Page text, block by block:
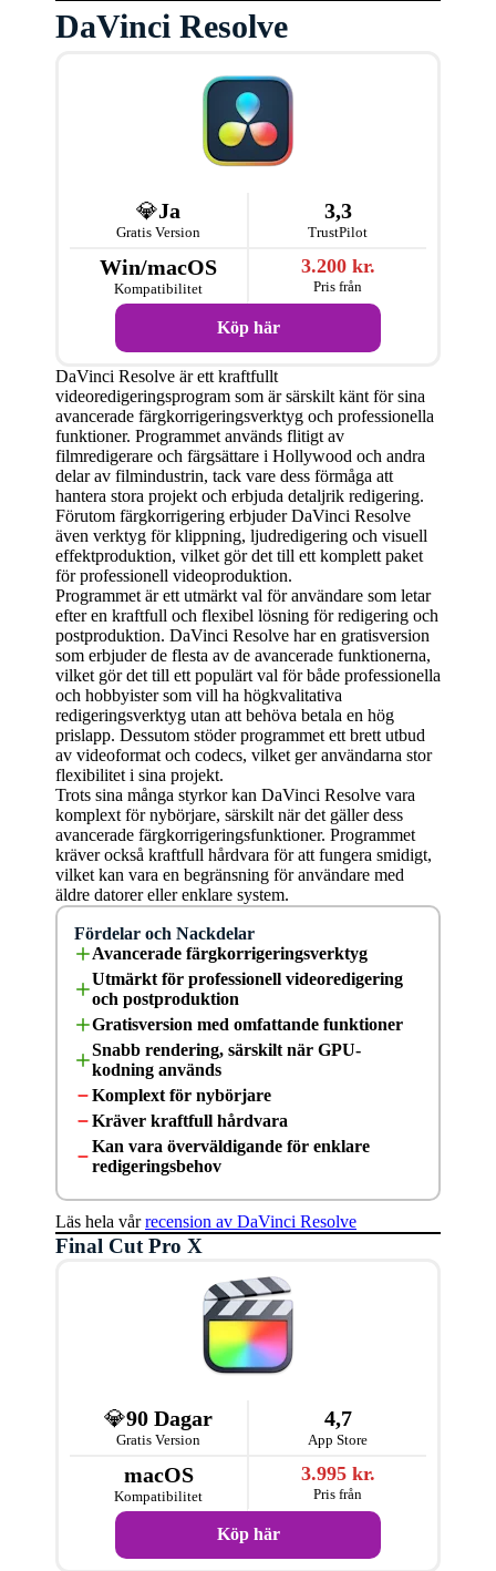
DaVinci Resolve
💎Ja
Gratis Version
3,3
TrustPilot
Win/macOS
Kompatibilitet
3.200 kr.
Pris från
Köp här
DaVinci Resolve är ett kraftfullt
videoredigeringsprogram som är särskilt känt för sina
avancerade färgkorrigeringsverktyg och professionella
funktioner. Programmet används flitigt av
filmredigerare och färgsättare i Hollywood och andra
delar av filmindustrin, tack vare dess förmåga att
hantera stora projekt och erbjuda detaljrik redigering.
Förutom färgkorrigering erbjuder DaVinci Resolve
även verktyg för klippning, ljudredigering och visuell
effektproduktion, vilket gör det till ett komplett paket
för professionell videoproduktion.
Programmet är ett utmärkt val för användare som letar
efter en kraftfull och flexibel lösning för redigering och
postproduktion. DaVinci Resolve har en gratisversion
som erbjuder de flesta av de avancerade funktionerna,
vilket gör det till ett populärt val för både professionella
och hobbyister som vill ha högkvalitativa
redigeringsverktyg utan att behöva betala en hög
prislapp. Dessutom stöder programmet ett brett utbud
av videoformat och codecs, vilket ger användarna stor
flexibilitet i sina projekt.
Trots sina många styrkor kan DaVinci Resolve vara
komplext för nybörjare, särskilt när det gäller dess
avancerade färgkorrigeringsfunktioner. Programmet
kräver också kraftfull hårdvara för att fungera smidigt,
vilket kan vara en begränsning för användare med
äldre datorer eller enklare system.
Fördelar och Nackdelar
Avancerade färgkorrigeringsverktyg
Utmärkt för professionell videoredigering
och postproduktion
Gratisversion med omfattande funktioner
Snabb rendering, särskilt när GPU-
kodning används
Komplext för nybörjare
Kräver kraftfull hårdvara
Kan vara överväldigande för enklare
redigeringsbehov
Läs hela vårrecension av DaVinci Resolve
Final Cut Pro X
💎90 Dagar
Gratis Version
4,7
App Store
macOS
Kompatibilitet
3.995 kr.
Pris från
Köp här